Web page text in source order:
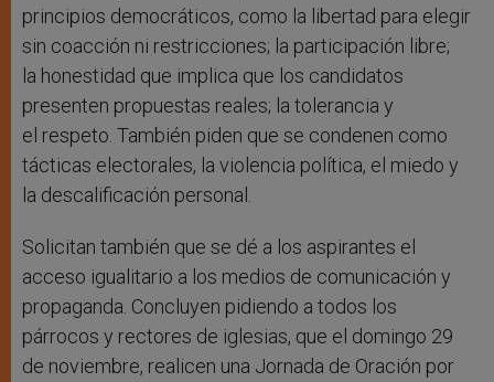
principios democráticos, como la libertad para elegir
sin coacción ni restricciones; la participación libre;
la honestidad que implica que los candidatos
presenten propuestas reales; la tolerancia y
el respeto. También piden que se condenen como
tácticas electorales, la violencia política, el miedo y
la descalificación personal.
Solicitan también que se dé a los aspirantes el
acceso igualitario a los medios de comunicación y
propaganda. Concluyen pidiendo a todos los
párrocos y rectores de iglesias, que el domingo 29
de noviembre, realicen una Jornada de Oración por